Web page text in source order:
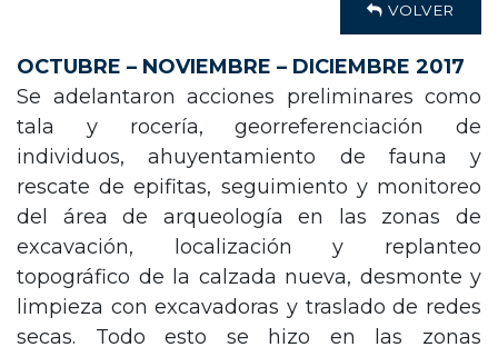
VOLVER
OCTUBRE – NOVIEMBRE – DICIEMBRE 2017
Se adelantaron acciones preliminares como
tala y rocería, georreferenciación de
individuos, ahuyentamiento de fauna y
rescate de epifitas, seguimiento y monitoreo
del área de arqueología en las zonas de
excavación, localización y replanteo
topográfico de la calzada nueva, desmonte y
limpieza con excavadoras y traslado de redes
secas. Todo esto se hizo en las zonas